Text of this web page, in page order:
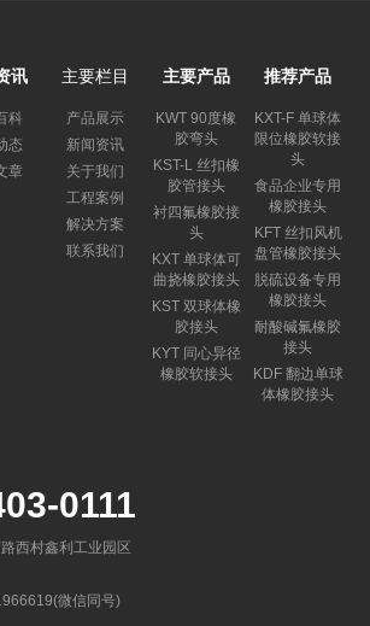
讯
科
态
章
主要栏目
产品展示
新闻资讯
关于我们
工程案例
解决方案
联系我们
主要产品
KWT 90度橡
胶弯头
KST-L 丝扣橡
胶管接头
衬四氟橡胶接
头
KXT 单球体可
曲挠橡胶接头
KST 双球体橡
胶接头
KYT 同心异径
橡胶软接头
推荐产品
KXT-F 单球体
限位橡胶软接
头
食品企业专用
橡胶接头
KFT 丝扣风机
盘管橡胶接头
脱硫设备专用
橡胶接头
耐酸碱氟橡胶
接头
KDF 翻边单球
体橡胶接头
0111
西村鑫利工业园区
微信同号)